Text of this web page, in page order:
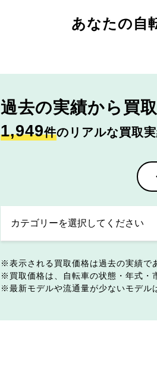
あなたの自
過去の実績から 買
1,949件のリアルな買取
表示される買取価格は過去の実績で
買取価格は、自転車の状態・年式・
最新モデルや流通量が少ないモデル